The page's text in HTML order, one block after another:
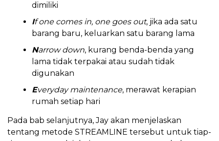
dimiliki
If one comes in, one goes out, jika ada satu
barang baru, keluarkan satu barang lama
Narrow down, kurang benda-benda yang
lama tidak terpakai atau sudah tidak
digunakan
Everyday maintenance, merawat kerapian
rumah setiap hari
Pada bab selanjutnya, Jay akan menjelaskan
tentang metode STREAMLINE tersebut untuk tiap-